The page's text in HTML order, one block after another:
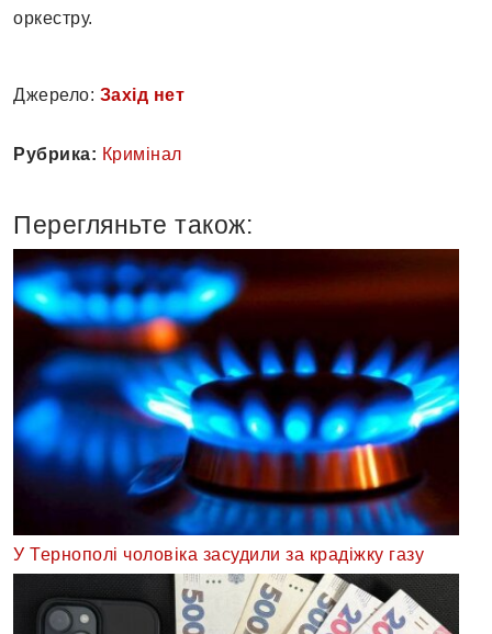
оркестру.
Джерело: Захід нет
Рубрика: Кримінал
Перегляньте також:
У Тернополі чоловіка засудили за крадіжку газу